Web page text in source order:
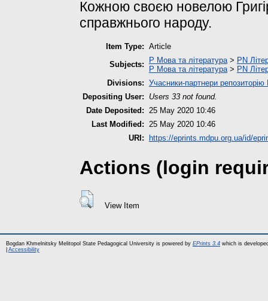
Кожною своєю новелою
справжнього народу.
Item Type: Article
Subjects:
P Мова та література> PN
P Мова та література> PN
Divisions: Учасники-партнери
Depositing User:
Users 33 not found.
Date Deposited: 25 May 2020 10:46
Last Modified: 25 May 2020 10:46
URI:
https://eprints.mdpu.org.ua/id/
Actions (login
View Item
Bogdan Khmelnitsky Melitopol State Pedagogical University is powered by EPrints 3.4 which is
Accessibility